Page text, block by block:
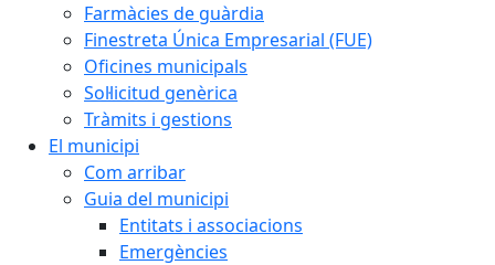
Farmàcies de guàrdia
Finestreta Única Empresarial (FUE)
Oficines municipals
Sol·licitud genèrica
Tràmits i gestions
El municipi
Com arribar
Guia del municipi
Entitats i associacions
Emergències